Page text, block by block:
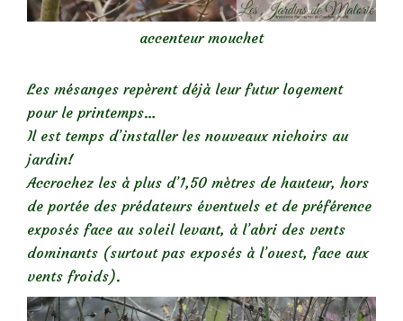
accenteur mouchet
Les mésanges repèrent déjà leur futur logement
pour le printemps…
Il est temps d’installer les nouveaux nichoirs au
jardin!
Accrochez les à plus d’1,50 mètres de hauteur, hors
de portée des prédateurs éventuels et de préférence
exposés face au soleil levant, à l’abri des vents
dominants (surtout pas exposés à l’ouest, face aux
vents froids).